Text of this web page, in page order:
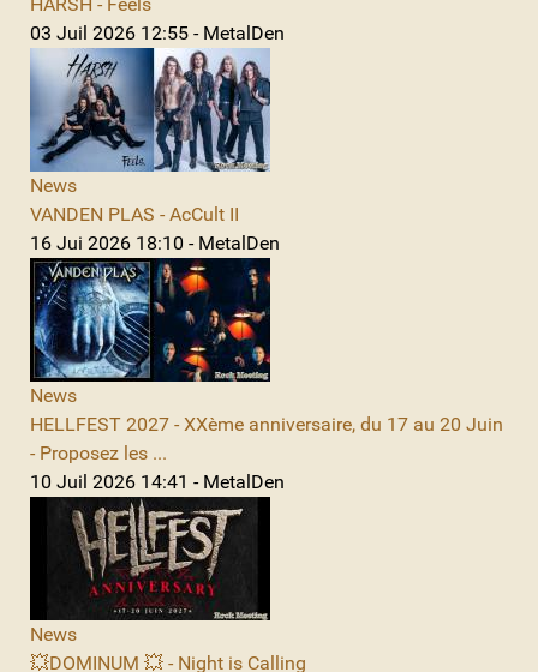
03 Juil 2026 12:55 - MetalDen
News
VANDEN PLAS - AcCult II
16 Jui 2026 18:10 - MetalDen
News
HELLFEST 2027 - XXème anniversaire, du 17 au 20 Juin
- Proposez les ...
10 Juil 2026 14:41 - MetalDen
News
💥DOMINUM 💥 - Night is Calling